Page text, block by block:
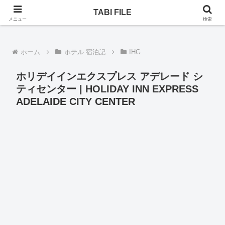
乗りヒコーキ、ホテル、一人旅。次はどんな旅になるのか！
ホーム ホテル 宿泊記 IHG
ホリデイインエクスプレス アデレード シ
ティセンター | HOLIDAY INN EXPRESS
ADELAIDE CITY CENTER
メニュー
TABI FILE
検索